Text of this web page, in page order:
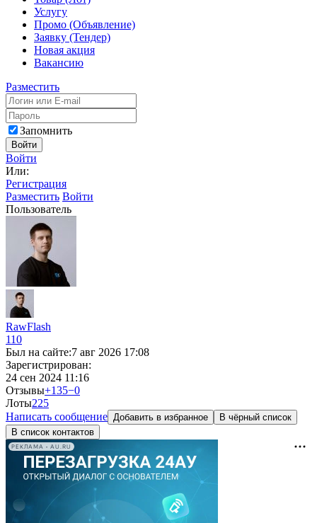
Услугу
Промо (Объявление)
Заявку (Тендер)
Новая акция
Вакансию
Разместить
Запомнить
Войти
Войти
Или:
Регистрация
Разместить Войти
Пользователь
RawFlash
110
Был на сайте:7 авг 2026 17:08
Зарегистрирован:
24 сен 2024 11:16
Отзывы+135−0
Лоты225
Написать сообщение Добавить в избранное
В чёрный список
В список контактов
РЕКЛАМА • AU.RU